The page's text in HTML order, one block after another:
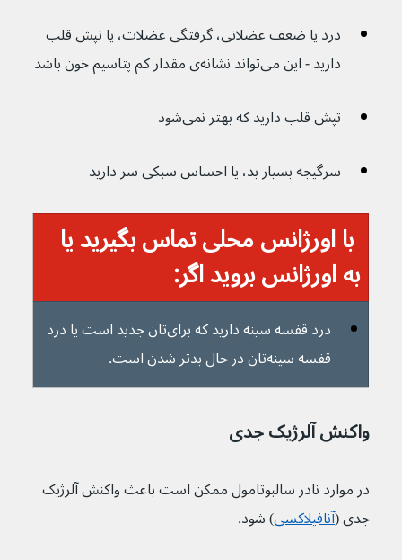
درد یا ضعف عضلانی، گرفتگی عضلات، یا تپش قلب
دارید - این می‌تواند نشانه‌ی مقدار کم پتاسیم خون باشد
تپش قلب دارید که بهتر نمی‌شود
سرگیجه بسیار بد، یا احساس سبکی سر دارید
با اورژانس محلی تماس بگیرید یا
به اورژانس بروید اگر:
درد قفسه سینه دارید که برای‌تان جدید است یا درد
قفسه‌ سینه‌تان در حال بدتر شدن است.
واکنش آلرژیک جدی
در موارد نادر سالبوتامول ممکن است باعث واکنش آلرژیک
جدی (آنافیلاکسی) شود.